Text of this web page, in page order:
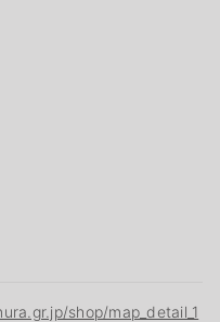
shop/map_detail_1